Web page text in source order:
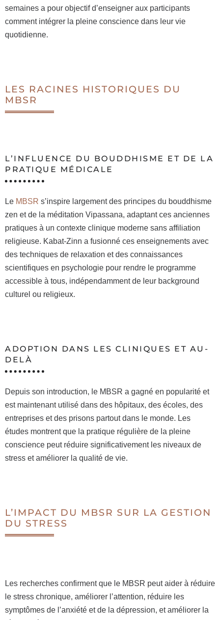
semaines a pour objectif d’enseigner aux participants
comment intégrer la pleine conscience dans leur vie
quotidienne.
LES RACINES HISTORIQUES DU
MBSR
L’INFLUENCE DU BOUDDHISME ET DE LA
PRATIQUE MÉDICALE
Le MBSR s’inspire largement des principes du bouddhisme
zen et de la méditation Vipassana, adaptant ces anciennes
pratiques à un contexte clinique moderne sans affiliation
religieuse. Kabat-Zinn a fusionné ces enseignements avec
des techniques de relaxation et des connaissances
scientifiques en psychologie pour rendre le programme
accessible à tous, indépendamment de leur background
culturel ou religieux.
ADOPTION DANS LES CLINIQUES ET AU-
DELÀ
Depuis son introduction, le MBSR a gagné en popularité et
est maintenant utilisé dans des hôpitaux, des écoles, des
entreprises et des prisons partout dans le monde. Les
études montrent que la pratique régulière de la pleine
conscience peut réduire significativement les niveaux de
stress et améliorer la qualité de vie.
L’IMPACT DU MBSR SUR LA GESTION
DU STRESS
Les recherches confirment que le MBSR peut aider à réduire
le stress chronique, améliorer l’attention, réduire les
symptômes de l’anxiété et de la dépression, et améliorer la